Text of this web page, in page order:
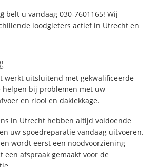
belt u vandaag 030-7601165! Wij
loodgieters actief in Utrecht en
werkt uitsluitend met gekwalificeerde
helpen bij problemen met uw
en riool en daklekkage.
in Utrecht hebben altijd voldoende
uw spoedreparatie vandaag uitvoeren.
wordt eerst een noodvoorziening
een afspraak gemaakt voor de